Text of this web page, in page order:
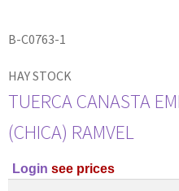
B-C0763-1
HAY STOCK
TUERCA CANASTA
(CHICA) RAMVEL
Login see prices